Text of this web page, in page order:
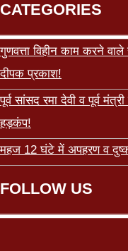
CATEGORIES
गुणवत्ता विहीन काम करने
दीपक प्रकाश!
पूर्व सांसद रमा देवी व पूर्व
हड़कंप!
महज 12 घंटे में अपहरण व
FOLLOW US